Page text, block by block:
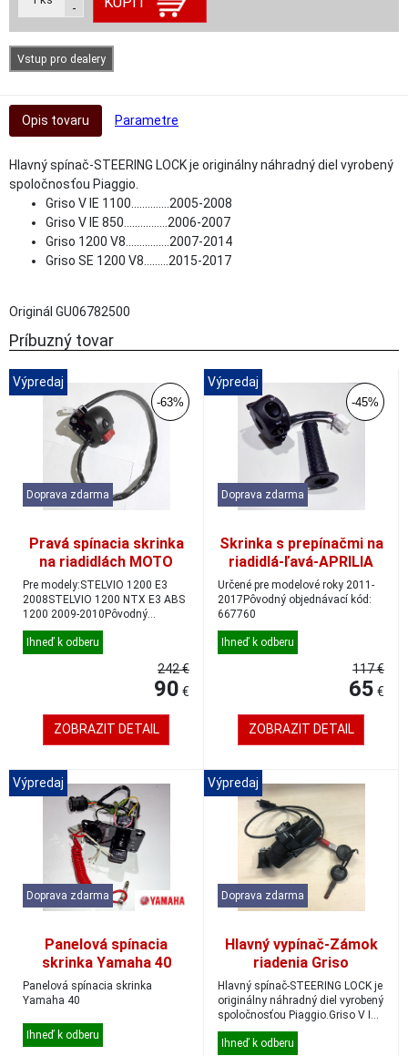
-
Vstup pro dealery
Opis tovaru Parametre
Hlavný spínač-STEERING LOCK je originálny náhradný diel vyrobený
spoločnosťou Piaggio.
Griso V IE 1100..............2005-2008
Griso V IE 850................2006-2007
Griso 1200 V8................2007-2014
Griso SE 1200 V8.........2015-2017
Originál GU06782500
Príbuzný tovar
Výpredaj
-63%
Doprava zdarma
Pravá spínacia skrinka
na riadidlách MOTO
GUZZI STELVIO
Pre modely:STELVIO 1200 E3
2008STELVIO 1200 NTX E3 ABS
1200 2009-2010Pôvodný
objednávací kód: 978558...
Ihneď k odberu
242 €
90 €
ZOBRAZIT DETAIL
Výpredaj
-45%
Doprava zdarma
Skrinka s prepínačmi na
riadidlá-ľavá-APRILIA
SR MAX 300
Určené pre modelové roky 2011-
2017Pôvodný objednávací kód:
667760
Ihneď k odberu
117 €
65 €
ZOBRAZIT DETAIL
Výpredaj
Doprava zdarma
Panelová spínacia
skrinka Yamaha 40
Panelová spínacia skrinka
Yamaha 40
Ihneď k odberu
Výpredaj
Doprava zdarma
Hlavný vypínač-Zámok
riadenia Griso
Hlavný spínač-STEERING LOCK je
originálny náhradný diel vyrobený
spoločnosťou Piaggio.Griso V IE
110...
Ihneď k odberu